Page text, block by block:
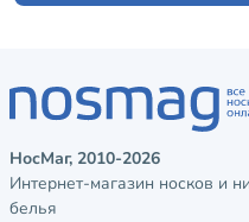
НосМаг, 2010-2026
Интернет-магазин носков и
белья